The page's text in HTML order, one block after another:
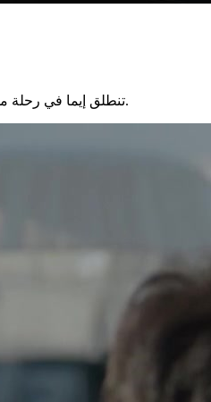
تنطلق إيما في رحلة محفوفة بالمخاطر للعثور على نيكو واستعادة أموالها المفقودة.